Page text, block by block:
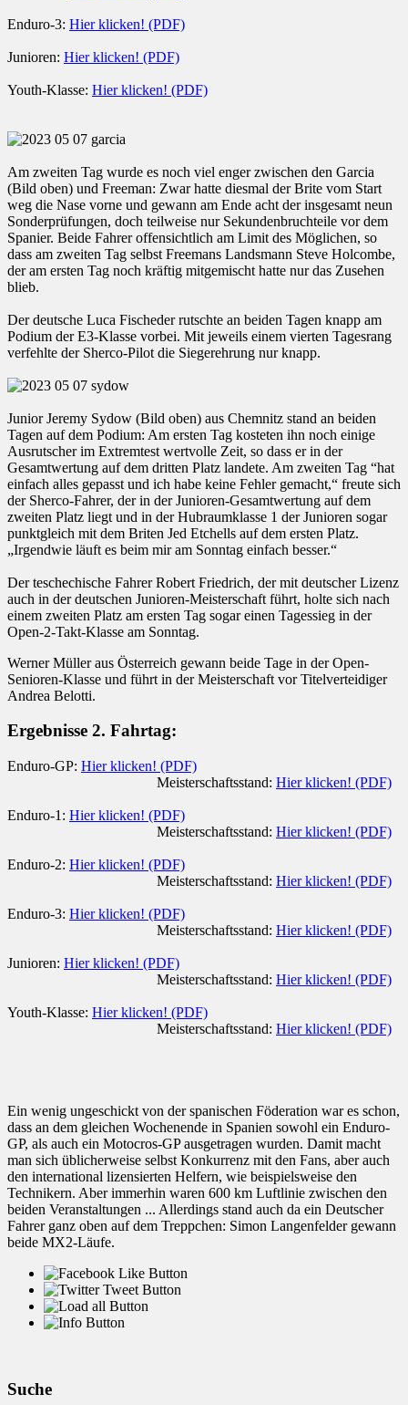
Enduro-3: Hier klicken! (PDF)
Junioren: Hier klicken! (PDF)
Youth-Klasse: Hier klicken! (PDF)
Am zweiten Tag wurde es noch viel enger zwischen den Garcia
(Bild oben) und Freeman: Zwar hatte diesmal der Brite vom Start
weg die Nase vorne und gewann am Ende acht der insgesamt neun
Sonderprüfungen, doch teilweise nur Sekundenbruchteile vor dem
Spanier. Beide Fahrer offensichtlich am Limit des Möglichen, so
dass am zweiten Tag selbst Freemans Landsmann Steve Holcombe,
der am ersten Tag noch kräftig mitgemischt hatte nur das Zusehen
blieb.
Der deutsche Luca Fischeder rutschte an beiden Tagen knapp am
Podium der E3-Klasse vorbei. Mit jeweils einem vierten Tagesrang
verfehlte der Sherco-Pilot die Siegerehrung nur knapp.
Junior Jeremy Sydow (Bild oben) aus Chemnitz stand an beiden
Tagen auf dem Podium: Am ersten Tag kosteten ihn noch einige
Ausrutscher im Extremtest wertvolle Zeit, so dass er in der
Gesamtwertung auf dem dritten Platz landete. Am zweiten Tag “hat
einfach alles gepasst und ich habe keine Fehler gemacht,“ freute sich
der Sherco-Fahrer, der in der Junioren-Gesamtwertung auf dem
zweiten Platz liegt und in der Hubraumklasse 1 der Junioren sogar
punktgleich mit dem Briten Jed Etchells auf dem ersten Platz.
„Irgendwie läuft es beim mir am Sonntag einfach besser.“
Der teschechische Fahrer Robert Friedrich, der mit deutscher Lizenz
auch in der deutschen Junioren-Meisterschaft führt, holte sich nach
einem zweiten Platz am ersten Tag sogar einen Tagessieg in der
Open-2-Takt-Klasse am Sonntag.
Werner Müller aus Österreich gewann beide Tage in der Open-
Senioren-Klasse und führt in der Meisterschaft vor Titelverteidiger
Andrea Belotti.
Ergebnisse 2. Fahrtag:
Enduro-GP: Hier klicken! (PDF)
Meisterschaftsstand: Hier klicken! (PDF)
Enduro-1: Hier klicken! (PDF)
Meisterschaftsstand: Hier klicken! (PDF)
Enduro-2: Hier klicken! (PDF)
Meisterschaftsstand: Hier klicken! (PDF)
Enduro-3: Hier klicken! (PDF)
Meisterschaftsstand: Hier klicken! (PDF)
Junioren: Hier klicken! (PDF)
Meisterschaftsstand: Hier klicken! (PDF)
Youth-Klasse: Hier klicken! (PDF)
Meisterschaftsstand: Hier klicken! (PDF)
Ein wenig ungeschickt von der spanischen Föderation war es schon,
dass an dem gleichen Wochenende in Spanien sowohl ein Enduro-
GP, als auch ein Motocros-GP ausgetragen wurden. Damit macht
man sich üblicherweise selbst Konkurrenz mit den Fans, aber auch
den international lizensierten Helfern, wie beispielsweise den
Technikern. Aber immerhin waren 600 km Luftlinie zwischen den
beiden Veranstaltungen ... Allerdings stand auch da ein Deutscher
Fahrer ganz oben auf dem Treppchen: Simon Langenfelder gewann
beide MX2-Läufe.
Suche